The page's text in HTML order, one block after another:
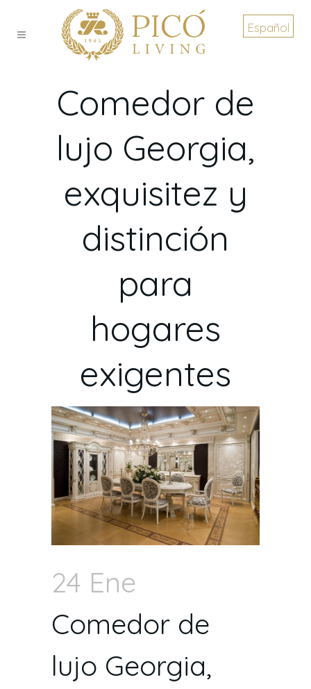
Español
Comedor de
lujo Georgia,
exquisitez y
distinción
para
hogares
exigentes
24 Ene
Comedor de
lujo Georgia,